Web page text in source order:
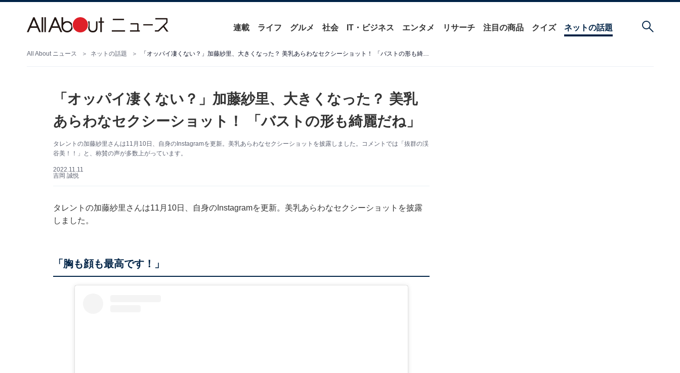
連載 ライフ グルメ 社会 IT・ビジネス エンタメ リサーチ 注目の商品 クイズ ネットの話題
All About ニュース ネットの話題 「オッパイ凄くない？」加藤紗里、大きくなった？ 美乳あらわなセクシーショット！ 「バストの形も綺麗だね」
「オッパイ凄くない？」加藤紗里、大きくなった？ 美乳
あらわなセクシーショット！ 「バストの形も綺麗だね」
タレントの加藤紗里さんは11月10日、自身のInstagramを更新。美乳あらわなセクシーショットを披露しました。コメントでは「抜群の渓
谷美！！」と、称賛の声が多数上がっています。
2022.11.11
吉岡 誠悦
タレントの加藤紗里さんは11月10日、自身のInstagramを更新。美乳あらわなセクシーショットを披露
しました。
「胸も顔も最高です！」